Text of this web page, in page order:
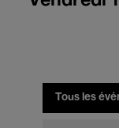
Tous les